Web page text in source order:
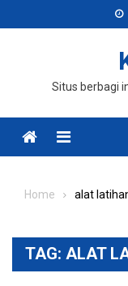
to
Situs berbagi
Menu
Home alat
TAG: ALAT